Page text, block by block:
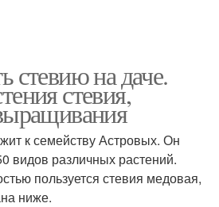
стевию на даче.
стевия,
к семейству Астровых. Он
видов различных растений.
пользуется стевия медовая,
ниже.